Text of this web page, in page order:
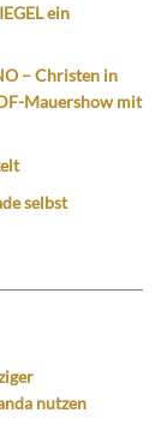
ein
– Christen in
Mauershow mit
selbst
nutzen